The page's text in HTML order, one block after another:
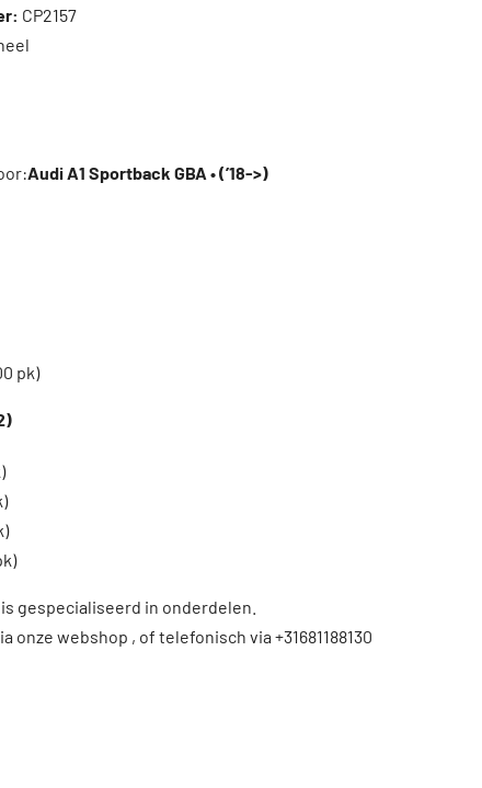
CP2157
Audi A1 Sportback GBA • (’18->)
pk)
gespecialiseerd in onderdelen.
onze webshop , of telefonisch via +31681188130